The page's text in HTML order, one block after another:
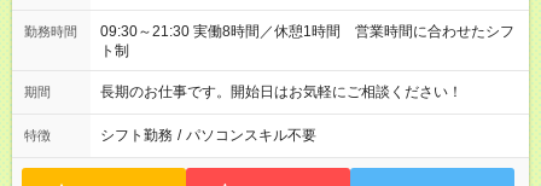
勤務時間
09:30～21:30 実働8時間／休憩1時間 営業時間に合わせたシフ
ト制
期間 長期のお仕事です。開始日はお気軽にご相談ください！
特徴 シフト勤務 / パソコンスキル不要